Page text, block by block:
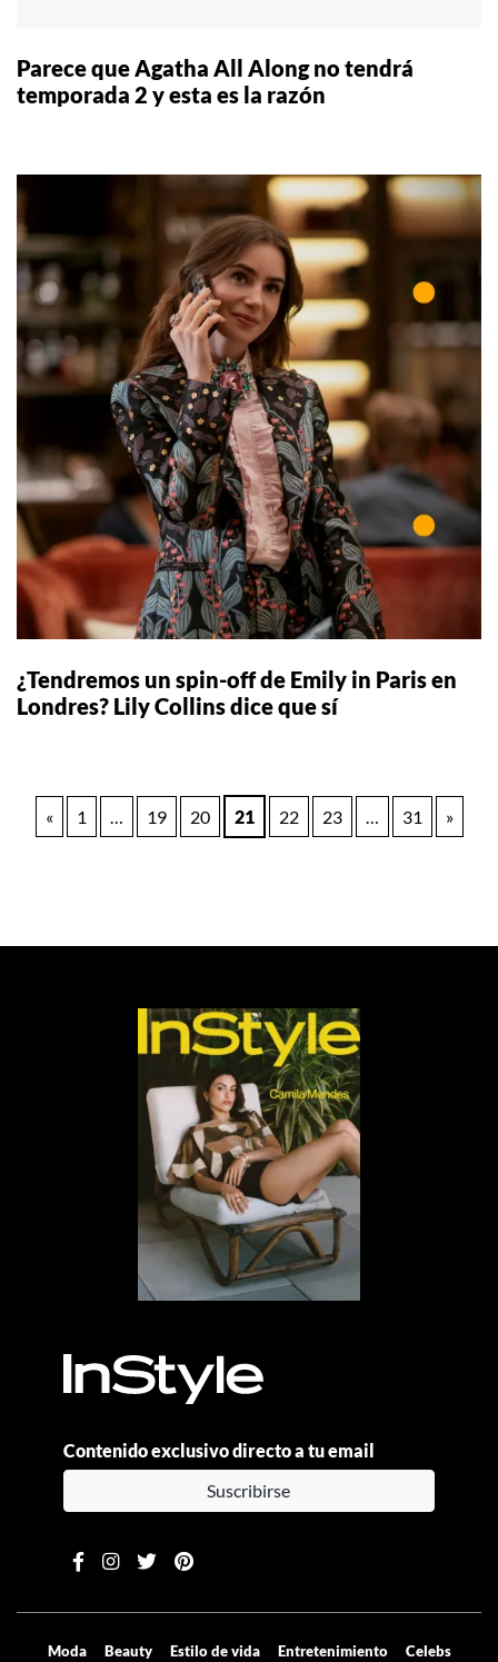
Parece que Agatha All Along no tendrá
temporada 2 y esta es la razón
¿Tendremos un spin-off de Emily in Paris en
Londres? Lily Collins dice que sí
Paginación
« 1 … 19 20 21 22 23 … 31 »
Contenido exclusivo directo a tu email
Suscribirse
Moda Beauty Estilo de vida Entretenimiento Celebs